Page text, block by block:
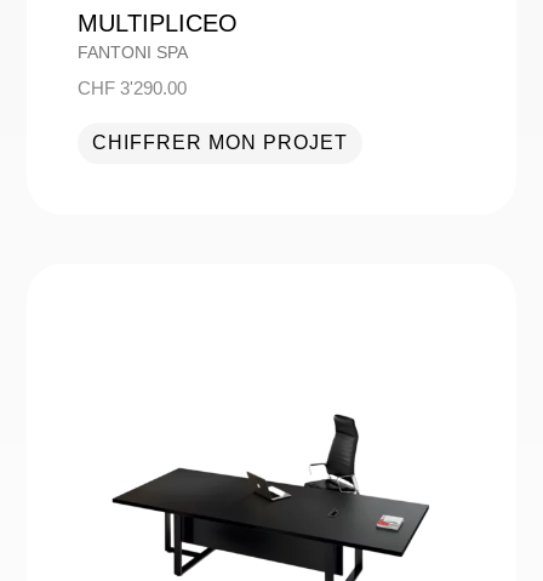
MULTIPLICEO
FANTONI SPA
CHF3'290.00
CHIFFRER MON PROJET